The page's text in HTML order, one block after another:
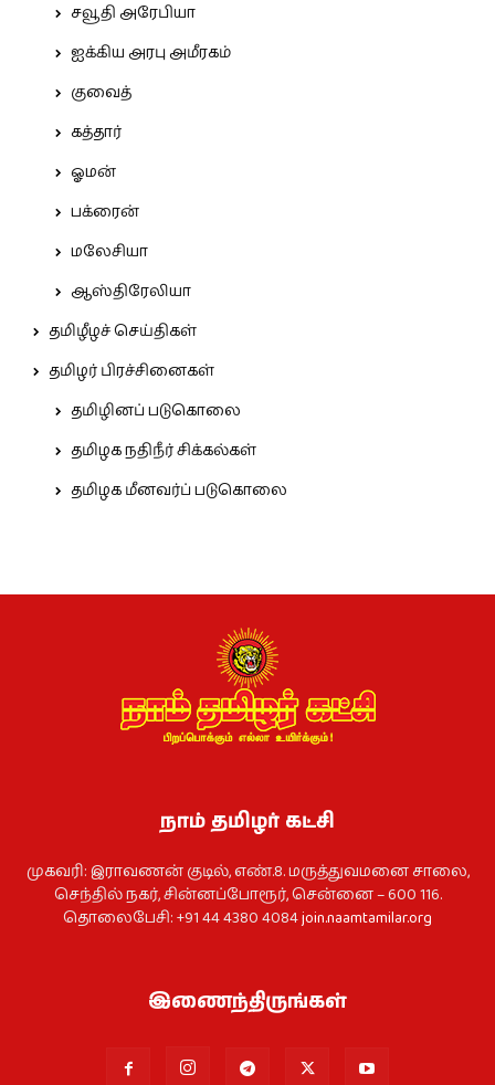
சவூதி அரேபியா
ஐக்கிய அரபு அமீரகம்
குவைத்
கத்தார்
ஓமன்
பக்ரைன்
மலேசியா
ஆஸ்திரேலியா
தமிழீழச் செய்திகள்
தமிழர் பிரச்சினைகள்
தமிழினப் படுகொலை
தமிழக நதிநீர் சிக்கல்கள்
தமிழக மீனவர்ப் படுகொலை
நாம் தமிழர் கட்சி
முகவரி: இராவணன் குடில், எண்.8. மருத்துவமனை சாலை,
செந்தில் நகர், சின்னப்போரூர், சென்னை – 600 116.
தொலைபேசி: +91 44 4380 4084join.naamtamilar.org
இணைந்திருங்கள்